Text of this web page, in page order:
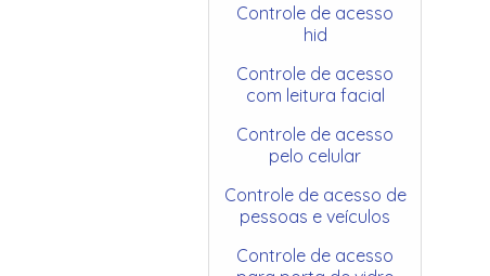
Controle de acesso
hid
Controle de acesso
com leitura facial
Controle de acesso
pelo celular
Controle de acesso de
pessoas e veículos
Controle de acesso